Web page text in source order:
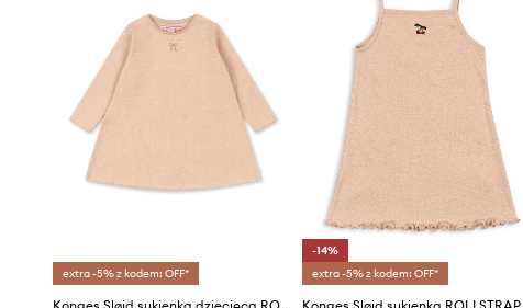
extra -5% z kodem: OFF*
-14%
extra -5% z kodem: OFF*